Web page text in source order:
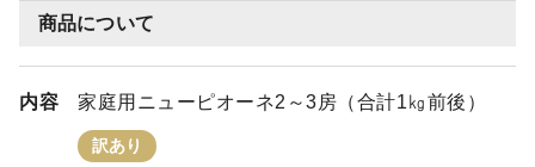
商品について
内容 家庭用ニューピオーネ2～3房（合計1㎏前後）
訳あり